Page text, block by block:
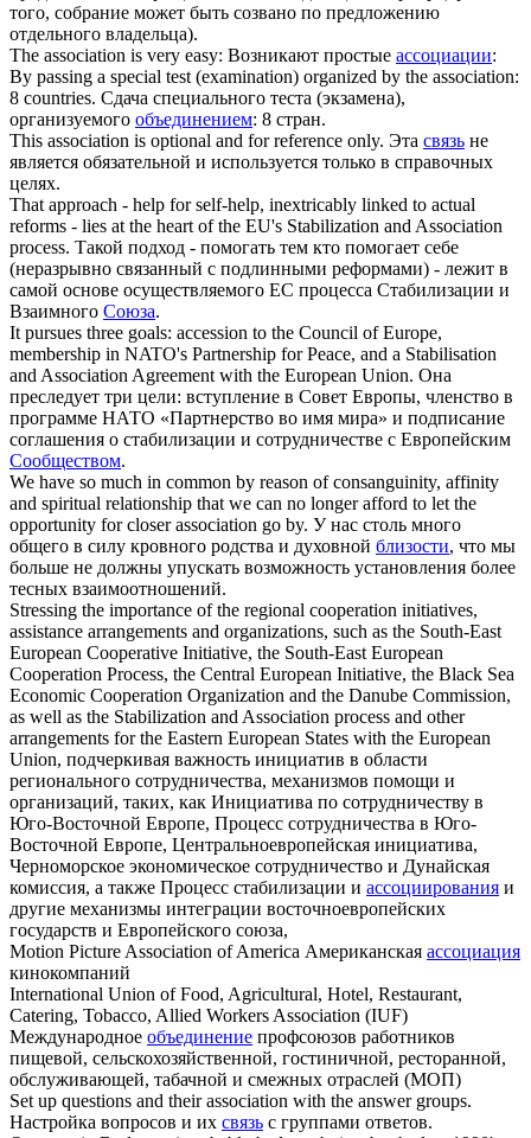
того, собрание может быть созвано по предложению
отдельного владельца).
The association is very easy: Возникают простые ассоциации:
By passing a special test (examination) organized by the association:
8 countries. Сдача специального теста (экзамена),
организуемого объединением: 8 стран.
This association is optional and for reference only. Эта связь не
является обязательной и используется только в справочных
целях.
That approach - help for self-help, inextricably linked to actual
reforms - lies at the heart of the EU's Stabilization andAssociation
process. Такой подход - помогать тем кто помогает себе
(неразрывно связанный с подлинными реформами) - лежит в
самой основе осуществляемого ЕС процесса Стабилизации и
Взаимного Союза.
It pursues three goals: accession to the Council of Europe,
membership in NATO's Partnership for Peace, and a Stabilisation
andAssociationAgreement with the European Union. Она
преследует три цели: вступление в Совет Европы, членство в
программе НАТО «Партнерство во имя мира» и подписание
соглашения о стабилизации и сотрудничестве с Европейским
Сообществом.
We have so much in common by reason of consanguinity, affinity
and spiritual relationship that we can no longer afford to let the
opportunity for closerassociation go by. У нас столь много
общего в силу кровного родства и духовной близости, что мы
больше не должны упускать возможность установления более
тесных взаимоотношений.
Stressing the importance of the regional cooperation initiatives,
assistance arrangements and organizations, such as the South-East
European Cooperative Initiative, the South-East European
Cooperation Process, the Central European Initiative, the Black Sea
Economic Cooperation Organization and the Danube Commission,
as well as the Stabilization andAssociation process and other
arrangements for the Eastern European States with the European
Union, подчеркивая важность инициатив в области
регионального сотрудничества, механизмов помощи и
организаций, таких, как Инициатива по сотрудничеству в
Юго-Восточной Европе, Процесс сотрудничества в Юго-
Восточной Европе, Центральноевропейская инициатива,
Черноморское экономическое сотрудничество и Дунайская
комиссия, а также Процесс стабилизации и ассоциирования и
другие механизмы интеграции восточноевропейских
государств и Европейского союза,
Motion PictureAssociation of America Американская ассоциация
кинокомпаний
International Union of Food, Agricultural, Hotel, Restaurant,
Catering, Tobacco, Allied WorkersAssociation (IUF)
Международное объединение профсоюзов работников
пищевой, сельскохозяйственной, гостиничной, ресторанной,
обслуживающей, табачной и смежных отраслей (МОП)
Set up questions and theirassociation with the answer groups.
Настройка вопросов и их связь с группами ответов.